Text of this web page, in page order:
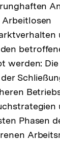
werden:
Phasen